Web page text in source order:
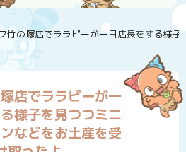
竹の塚店でララピーが一日店長をする様
店でララピーが一
様子を見つつミニ
などをお土産を受